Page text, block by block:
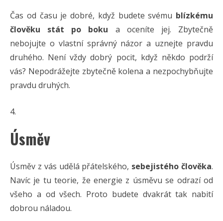
Čas od času je dobré, když budete svému blízkému
člověku stát po boku a oceníte jej. Zbytečně
nebojujte o vlastní správný názor a uznejte pravdu
druhého. Není vždy dobrý pocit, když někdo podrží
vás? Nepodrážejte zbytečně kolena a nezpochybňujte
pravdu druhých.
Úsměv
Úsměv z vás udělá přátelského, sebejistého člověka.
Navíc je tu teorie, že energie z úsměvu se odrazí od
všeho a od všech. Proto budete dvakrát tak nabití
dobrou náladou.